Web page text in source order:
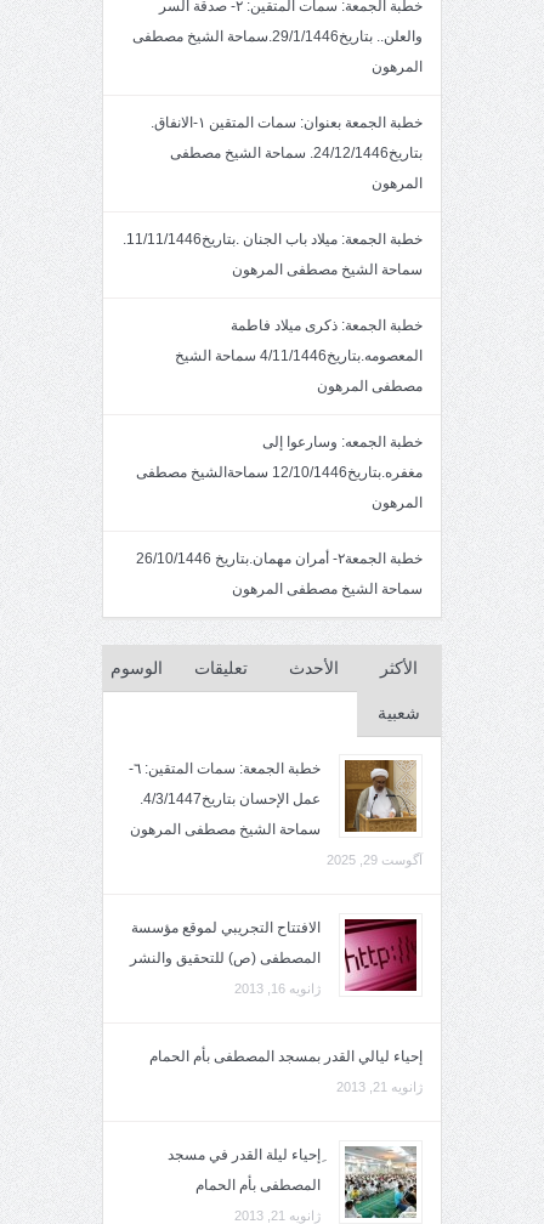
خطبة الجمعة: سمات المتقين: ٢- صدقة السر
والعلن.. بتاريخ29/1/1446.سماحة الشيخ مصطفى
المرهون
خطبة الجمعة بعنوان: سمات المتقين ١-الانفاق.
بتاريخ24/12/1446. سماحة الشيخ مصطفى
المرهون
خطبة الجمعة: ميلاد باب الجنان .بتاريخ11/11/1446.
سماحة الشيخ مصطفى المرهون
خطبة الجمعة: ذكرى ميلاد فاطمة
المعصومه.بتاريخ4/11/1446 سماحة الشيخ
مصطفى المرهون
خطبة الجمعه: وسارعوا إلى
مغفره.بتاريخ12/10/1446 سماحةالشيخ مصطفى
المرهون
خطبة الجمعة٢- أمران مهمان.بتاريخ 26/10/1446
سماحة الشيخ مصطفى المرهون
الأكثر
شعبية
الأحدث تعليقات الوسوم
خطبة الجمعة: سمات المتقين: ٦-
عمل الإحسان بتاريخ4/3/1447.
سماحة الشيخ مصطفى المرهون
آگوست 29, 2025
الافتتاح التجريبي لموقع مؤسسة
المصطفى (ص) للتحقيق والنشر
ژانویه 16, 2013
إحياء ليالي القدر بمسجد المصطفى بأم الحمام
ژانویه 21, 2013
ِإحياء ليلة القدر في مسجد
المصطفى بأم الحمام
ژانویه 21, 2013